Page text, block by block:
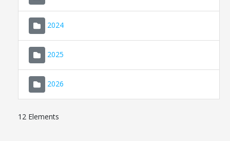
2024
2025
2026
12 Elements